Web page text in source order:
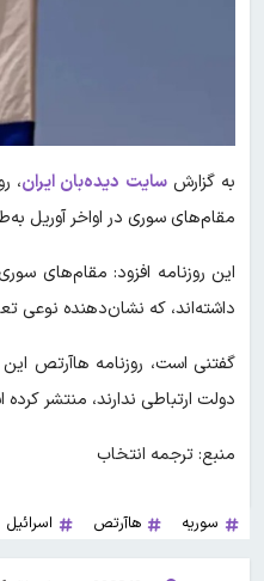
به گزارشسایت دیده‌بان ایران،
مقام‌های سوری در اواخر آوریل
این روزنامه افزود: مقام‌های
داشته‌اند، که نشان‌دهنده
گفتنی است، روزنامه هاآرتص
دولت ارتباطی ندارند، منتشر
منبع: ترجمه انتخاب
سوریه هاآرتص اسرائیل